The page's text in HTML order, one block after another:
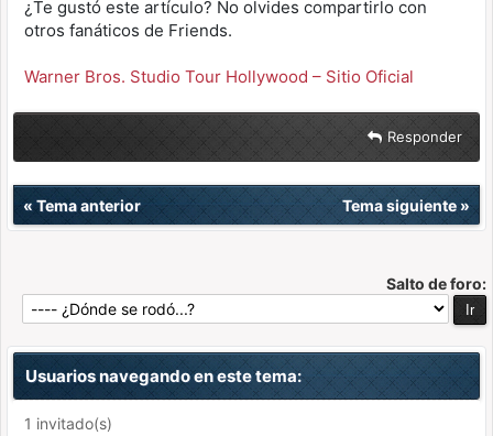
¿Te gustó este artículo? No olvides compartirlo con
otros fanáticos de Friends.
Warner Bros. Studio Tour Hollywood – Sitio Oficial
Responder
« Tema anterior Tema siguiente»
Salto de foro:
Usuarios navegando en este tema:
1 invitado(s)